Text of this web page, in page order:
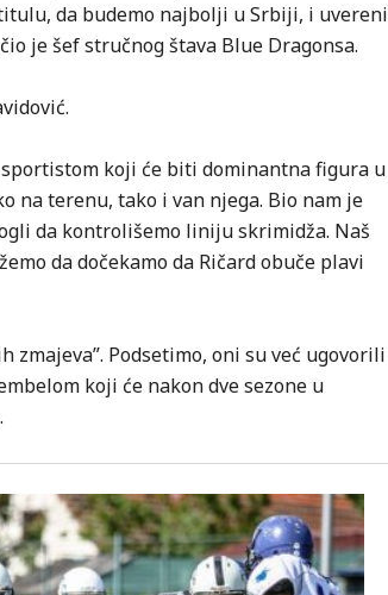
da budemo najbolji u Srbiji, i uvereni
je šef stručnog štava Blue Dragonsa.
koji će biti dominantna figura u
na terenu, tako i van njega. Bio nam je
da kontrolišemo liniju skrimidža. Naš
da dočekamo da Ričard obuče plavi
zmajeva”. Podsetimo, oni su već ugovorili
koji će nakon dve sezone u